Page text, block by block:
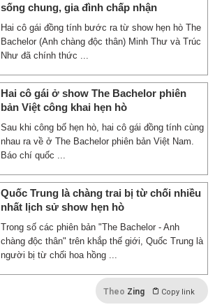
sống chung, gia đình chấp nhận
Hai cô gái đồng tính bước ra từ show hẹn hò The
Bachelor (Anh chàng độc thân) Minh Thư và Trúc
Như đã chính thức ...
Hai cô gái ở show The Bachelor phiên
bản Việt công khai hẹn hò
Sau khi công bố hẹn hò, hai cô gái đồng tính cùng
nhau ra về ở The Bachelor phiên bản Việt Nam.
Báo chí quốc ...
Quốc Trung là chàng trai bị từ chối nhiều
nhất lịch sử show hẹn hò
Trong số các phiên bản "The Bachelor - Anh
chàng độc thân" trên khắp thế giới, Quốc Trung là
người bị từ chối hoa hồng ...
Theo Zing Copy link